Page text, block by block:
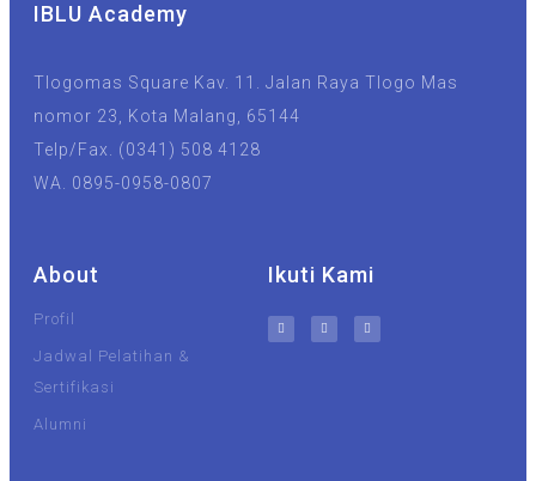
IBLU Academy
Tlogomas Square Kav. 11. Jalan Raya Tlogo Mas
nomor 23, Kota Malang, 65144
Telp/Fax. (0341) 508 4128
WA. 0895-0958-0807
About
Profil
Jadwal Pelatihan &
Sertifikasi
Alumni
Ikuti Kami